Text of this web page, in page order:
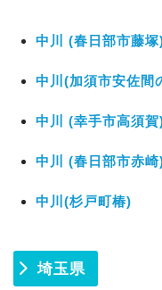
中川 (春日部市藤塚
中川(加須市安佐間
中川 (幸手市高須賀
中川 (春日部市赤崎
中川(杉戸町椿)
埼玉県